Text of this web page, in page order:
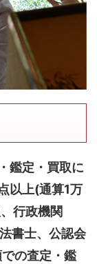
鑑定・買取に
以上(通算1万
行政機関
書士、公認会
の査定・鑑